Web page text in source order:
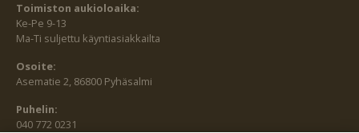
Toimiston aukioloaika:
Ke-Pe 9-13
Ma-Ti suljettu käyntiasiakkailta
Osoite:
Asematie 2, 86800 Pyhäsalmi
Puhelin:
040 772 0231